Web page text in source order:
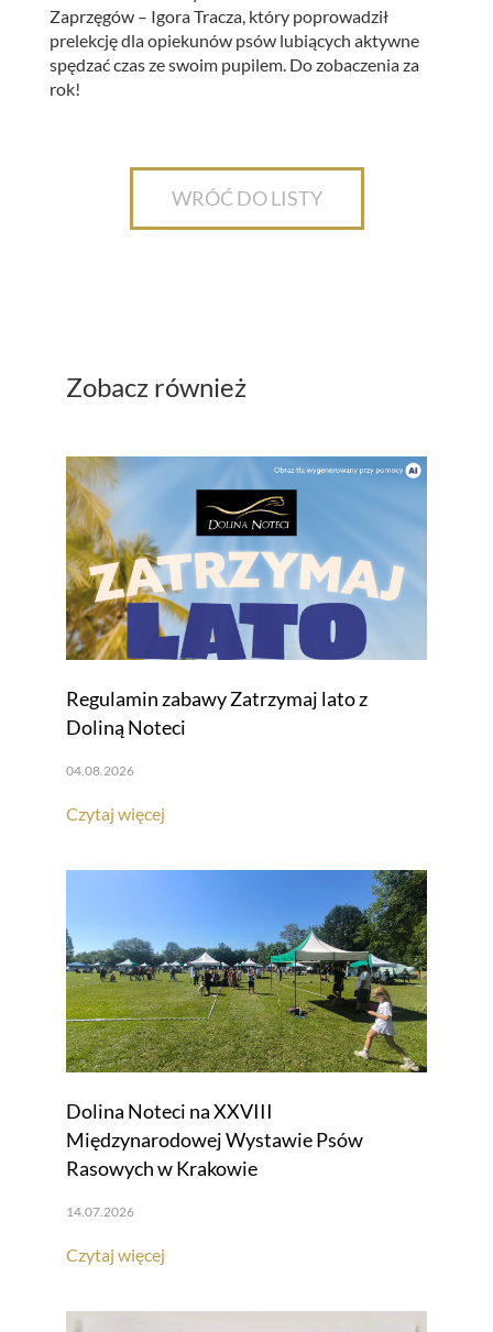
Zaprzęgów – Igora Tracza, który poprowadził
prelekcję dla opiekunów psów lubiących aktywne
spędzać czas ze swoim pupilem. Do zobaczenia za
rok!
WRÓĆ DO LISTY
Zobacz również
Regulamin zabawy Zatrzymaj lato z
Doliną Noteci
04.08.2026
Czytaj więcej
Dolina Noteci na XXVIII
Międzynarodowej Wystawie Psów
Rasowych w Krakowie
14.07.2026
Czytaj więcej